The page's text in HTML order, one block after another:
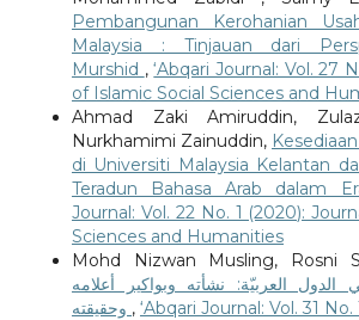
Pembangunan Kerohanian
Malaysia : Tinjauan dari
Murshid ,‘Abqari Journal: Vol. 27
of Islamic Social Sciences and
Ahmad Zaki Amiruddin,
Nurkhamimi Zainuddin,
di Universiti Malaysia Kelantan
Teradun Bahasa Arab dalam
Journal: Vol. 22 No. 1 (2020):
Sciences and Humanities
Mohd Nizwan Musling, Rosni
العربيّة: نشأته وبواكير أعلامه
, ‘Abqari Journal: Vol. 31